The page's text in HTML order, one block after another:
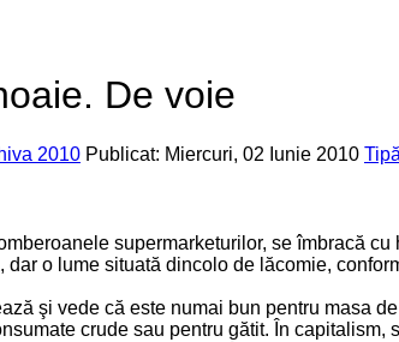
De voie
2010 Publicat: Miercuri, 02 Iunie 2010
supermarketurilor, se îmbracă
o lume situată dincolo de lăcomie,
şi vede că este numai bun pentru masa
crude sau pentru gătit. În capitalism,